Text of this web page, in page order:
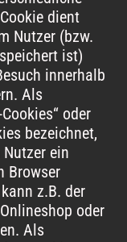
dient
Nutzer (bzw.
ist)
innerhalb
Als
oder
bezeichnet,
ein
Browser
z.B. der
oder
Als